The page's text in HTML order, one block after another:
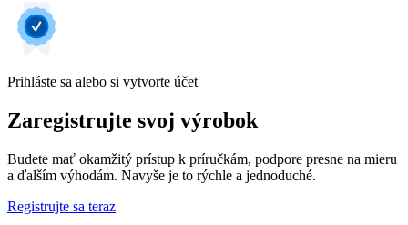
Prihláste sa alebo si vytvorte účet
Zaregistrujte svoj výrobok
Budete mať okamžitý prístup k príručkám, podpore presne na mieru
a ďalším výhodám. Navyše je to rýchle a jednoduché.
Registrujte sa teraz